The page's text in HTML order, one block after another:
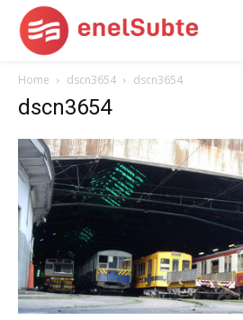
Home dscn3654 dscn3654
dscn3654